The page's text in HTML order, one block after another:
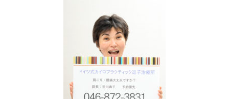
間隔を十分あけております。 消毒を
徹底しています。 そして：施術を受
ける方の検温。 施術の時のマスクの
着用：施術を受ける方にもお願いして
おります。 施術をする側も必ずマス